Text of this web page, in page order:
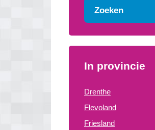
Zoeken
In provincie
Drenthe
Flevoland
Friesland